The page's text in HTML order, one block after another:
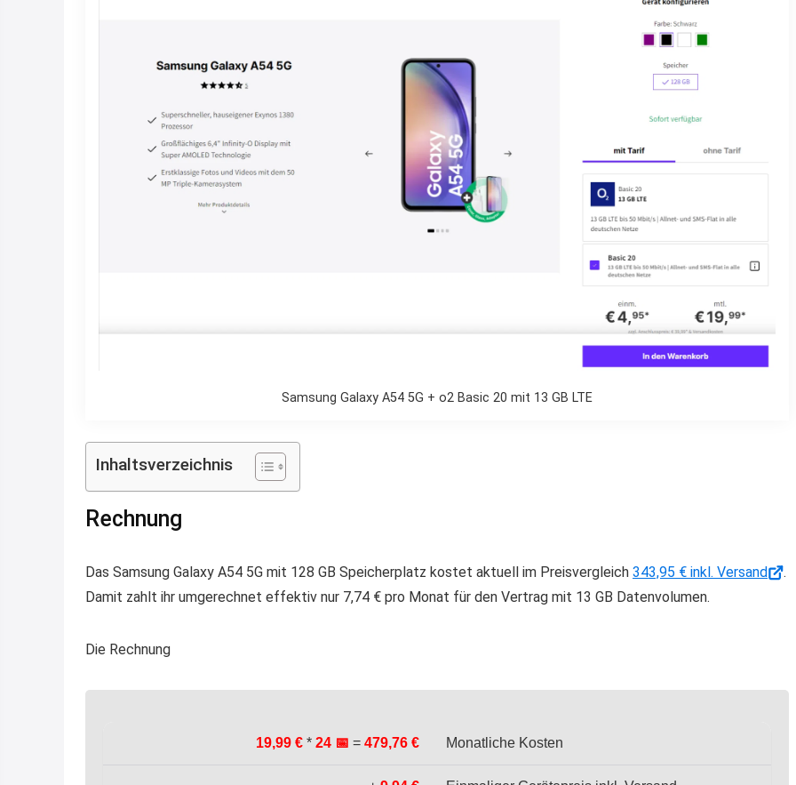
Samsung Galaxy A54 5G + o2 Basic 20 mit 13 GB LTE
Inhaltsverzeichnis
Rechnung
Das Samsung Galaxy A54 5G mit 128 GB Speicherplatz kostet aktuell im Preisvergleich 343,95 € inkl. Versand
.
Damit zahlt ihr umgerechnet effektiv nur 7,74 € pro Monat für den Vertrag mit 13 GB Datenvolumen.
Die Rechnung
19,99 € * 24 📅 = 479,76 € Monatliche Kosten